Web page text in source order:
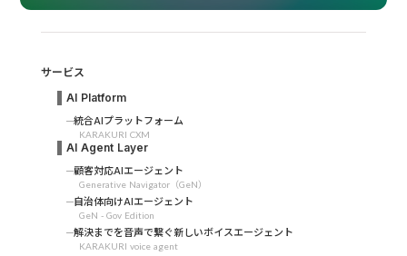
サービス
AI Platform
統合AIプラットフォーム
KARAKURI CXM
AI Agent Layer
顧客対応AIエージェント
Generative Navigator（GeN）
自治体向けAIエージェント
GeN - Gov Edition
解決までを音声で繋ぐ新しいボイスエージェント
KARAKURI voice agent